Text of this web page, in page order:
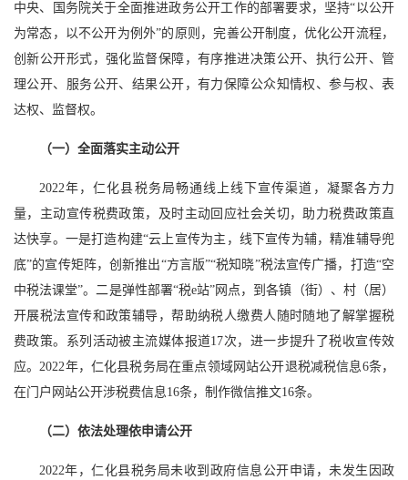
中央、国务院关于全面推进政务公开工作的部署要求，坚持“以公开
为常态，以不公开为例外”的原则，完善公开制度，优化公开流程，
创新公开形式，强化监督保障，有序推进决策公开、执行公开、管
理公开、服务公开、结果公开，有力保障公众知情权、参与权、表
达权、监督权。
（一）全面落实主动公开
2022年，仁化县税务局畅通线上线下宣传渠道，凝聚各方力
量，主动宣传税费政策，及时主动回应社会关切，助力税费政策直
达快享。一是打造构建“云上宣传为主，线下宣传为辅，精准辅导兜
底”的宣传矩阵，创新推出“方言版”“税知晓”税法宣传广播，打造“空
中税法课堂”。二是弹性部署“税e站”网点，到各镇（街）、村（居）
开展税法宣传和政策辅导，帮助纳税人缴费人随时随地了解掌握税
费政策。系列活动被主流媒体报道17次，进一步提升了税收宣传效
应。2022年，仁化县税务局在重点领域网站公开退税减税信息6条，
在门户网站公开涉税费信息16条，制作微信推文16条。
（二）依法处理依申请公开
2022年，仁化县税务局未收到政府信息公开申请，未发生因政